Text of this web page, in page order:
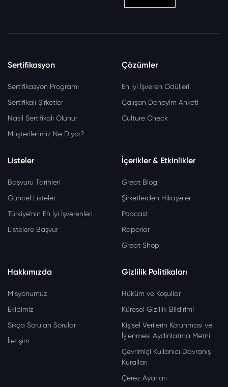
Sertifikasyon
Sertifikasyon Programı
Sertifikalı Şirketler
Nasıl Sertifikalı Olunur
Müşterilerimiz Ne Diyor?
Çözümler
En İyi İşveren Ödülleri
Çalışan Deneyim Anketi
Culture Check
Listeler
Başvuru Tarihleri
Güncel Listeler
Türkiye’nin En İyi İşverenleri
Listelere Başvur
İçerikler & Etkinlikler
Great Blog
Şirketlerden Hikayeler
Podcast
Raporlar
Great Shop
Hakkımızda
Misyonumuz
Ekibimiz
Sıkça Sorulan Sorular
İletişim
Gizlilik Politikaları
Hüküm ve Koşullar
Küresel Gizlilik Bildirimi
Kişisel Verilerin Korunması ve
İşlenmesi Aydınlatma Metni
Çevrimiçi Kullanıcı Davranış
Kuralları
Çerez Ayarları